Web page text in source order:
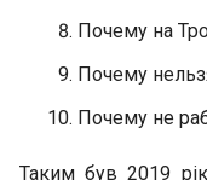
Почему на
Почему
Почему не
Таким був 2019